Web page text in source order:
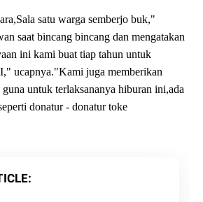
satu warga semberjo buk,"
saat bincang bincang dan mengatakan
ini kami buat tiap tahun untuk
ucapnya."Kami juga memberikan
untuk terlaksananya hiburan ini,ada
donatur - donatur toke